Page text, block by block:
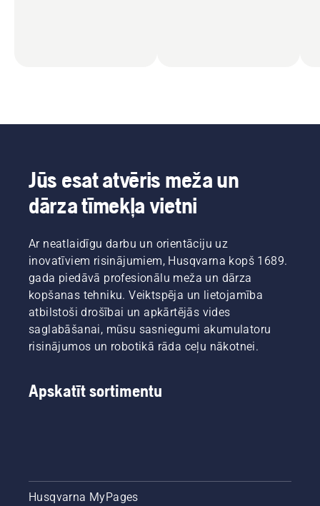
Jūs esat atvēris meža un
dārza tīmekļa vietni
Ar neatlaidīgu darbu un orientāciju uz
inovatīviem risinājumiem, Husqvarna kopš 1689.
gada piedāvā profesionālu meža un dārza
kopšanas tehniku. Veiktspēja un lietojamība
atbilstoši drošībai un apkārtējās vides
saglabāšanai, mūsu sasniegumi akumulatoru
risinājumos un robotikā rāda ceļu nākotnei.
Apskatīt sortimentu
Husqvarna MyPages